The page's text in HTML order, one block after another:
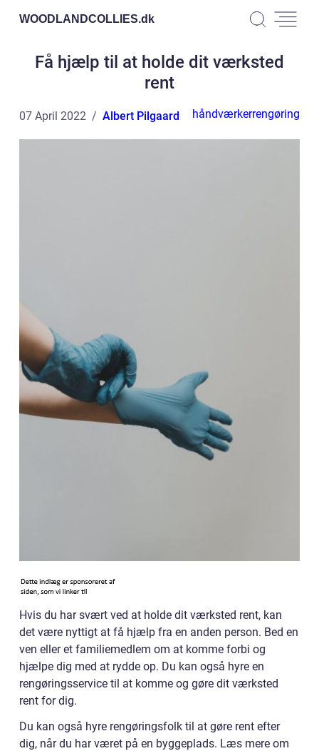
WOODLANDCOLLIES.dk
Få hjælp til at holde dit værksted
rent
07 April 2022 Albert Pilgaard håndværkerrengøring
Hvis du har svært ved at holde dit værksted rent, kan
det være nyttigt at få hjælp fra en anden person. Bed en
ven eller et familiemedlem om at komme forbi og
hjælpe dig med at rydde op. Du kan også hyre en
rengøringsservice til at komme og gøre dit værksted
rent for dig.
Du kan også hyre rengøringsfolk til at gøre rent efter
dig, når du har været på en byggeplads. Læs mere om